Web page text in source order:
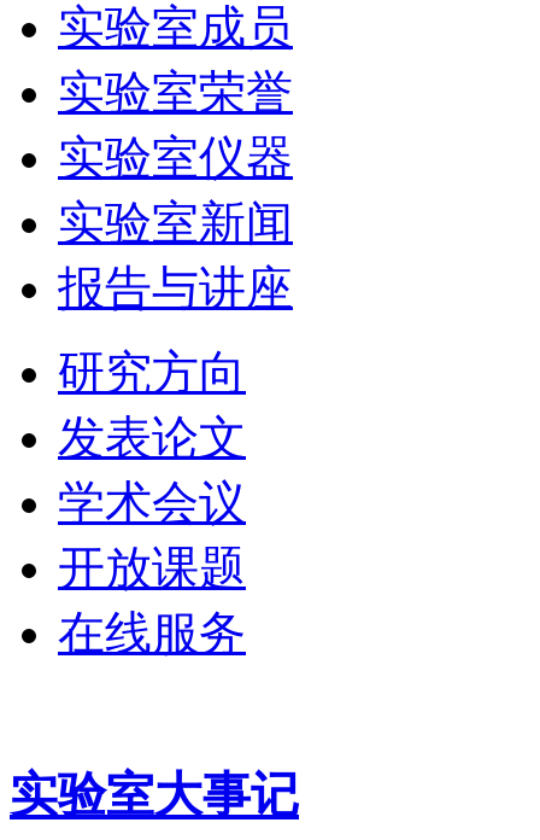
实验室成员
实验室荣誉
实验室仪器
实验室新闻
报告与讲座
研究方向
发表论文
学术会议
开放课题
在线服务
实验室大事记